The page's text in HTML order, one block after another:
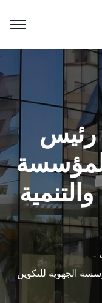
رئيس
الجهوية للتكوين